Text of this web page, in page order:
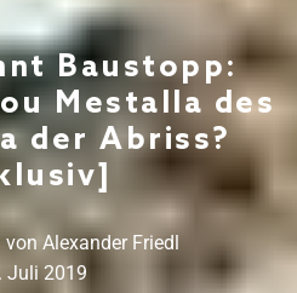
Baustopp:
Mestalla des
der Abriss?
von Alexander Friedl
Juli 2019